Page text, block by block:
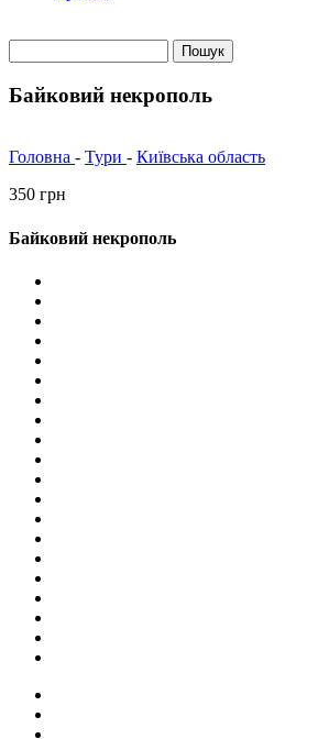
Байковий некрополь
Головна - Тури - Київська область
350 грн
Байковий некрополь